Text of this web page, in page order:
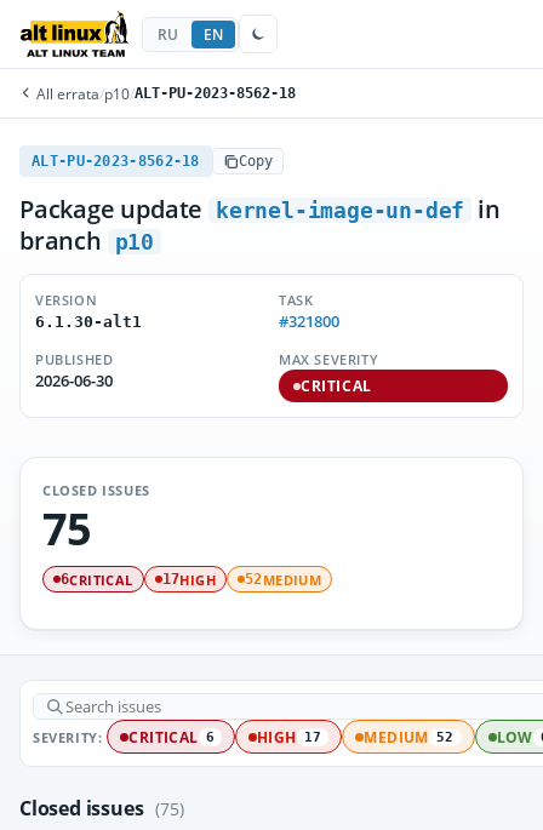
RU EN
All errata/p10/ALT-PU-2023-8562-18
ALT-PU-2023-8562-18 Copy
Package update kernel-image-un-def
in
branch
p10
VERSION
6.1.30-alt1
TASK
#321800
PUBLISHED
2026-06-30
MAX SEVERITY
CRITICAL
CLOSED ISSUES
75
6CRITICAL 17HIGH 52MEDIUM
SEVERITY: CRITICAL 6 HIGH 17 MEDIUM 52 LOW
Closed issues (75)